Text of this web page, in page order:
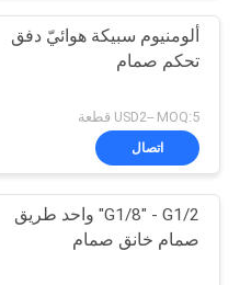
ألومنيوم سبيكة هوائيّ دفق
تحكم صمام
USD2-- MOQ:5 قطعة
اتصال
G1/8" - G1/2" واحد طريق
صمام خانق صمام